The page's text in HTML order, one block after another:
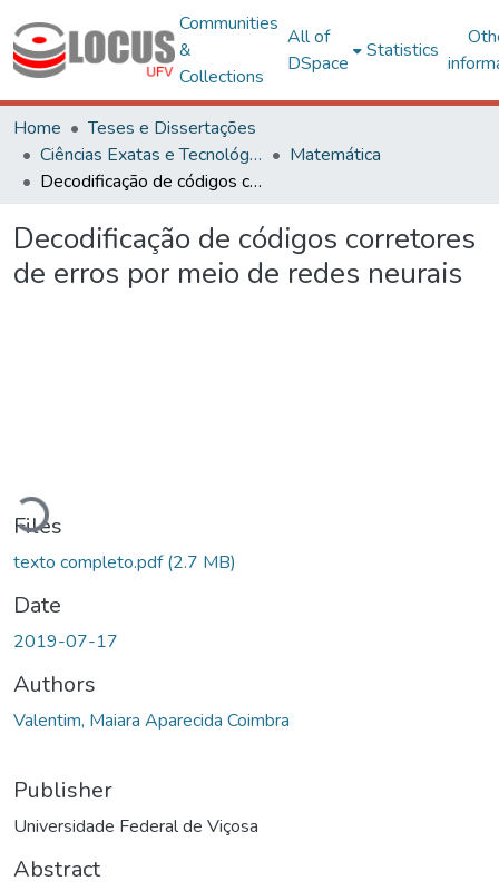
Communities
&
Collections
All of
DSpace
Statistics
Home
Teses e Dissertações
Ciências Exatas e Tecnológicas
Matemática
Decodificação de códigos corretores de erros por meio de redes neurais
Decodificação de códigos corretores
de erros por meio de redes neurais
Loading...
Files
texto completo.pdf(2.7 MB)
Date
2019-07-17
Authors
Valentim, Maiara Aparecida Coimbra
Publisher
Universidade Federal de Viçosa
Abstract